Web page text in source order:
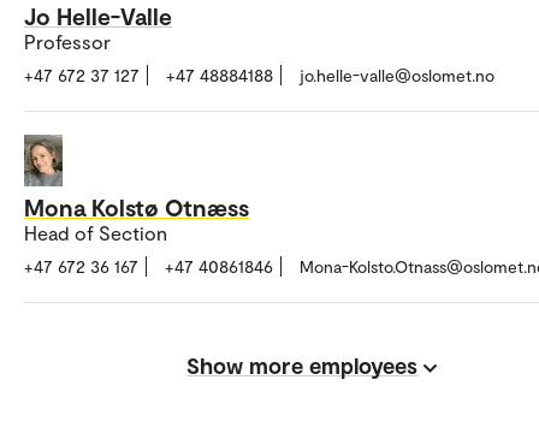
Jo Helle-Valle
Professor
+47 672 37 127 +47 48884188 jo.helle-valle@oslomet.no
Mona Kolstø Otnæss
Head of Section
+47 672 36 167 +47 40861846 Mona-
Show more employees